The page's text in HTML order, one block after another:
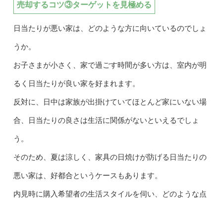
売却するコツ③ターゲットを見極める
日当たりが悪い家は、どのような方に向いているのでしょ
うか。
お子さまが小さく、家で過ごす時間が多い方は、室内が明
るく日当たりが良い家を好まれます。
反対に、日中は家族が出掛けていてほとんど家にいない場
合、日当たりの良さは生活に関係がないといえるでしょ
う。
そのため、夏は涼しく、家具の日焼けが防げる日当たりの
悪い家は、好都合というケースもあります。
内見時に購入希望者の生活スタイルを伺い、どのような点